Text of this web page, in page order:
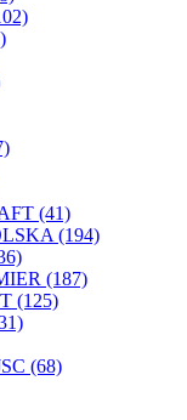
(41)
(194)
(187)
(125)
(68)